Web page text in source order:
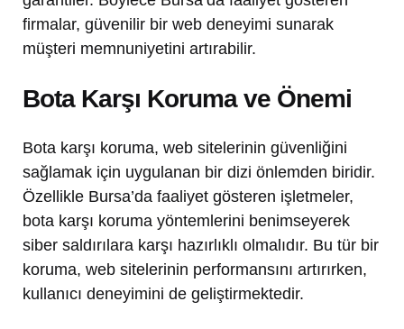
firmalar, güvenilir bir web deneyimi sunarak
müşteri memnuniyetini artırabilir.
Bota Karşı Koruma ve Önemi
Bota karşı koruma, web sitelerinin güvenliğini
sağlamak için uygulanan bir dizi önlemden biridir.
Özellikle Bursa’da faaliyet gösteren işletmeler,
bota karşı koruma yöntemlerini benimseyerek
siber saldırılara karşı hazırlıklı olmalıdır. Bu tür bir
koruma, web sitelerinin performansını artırırken,
kullanıcı deneyimini de geliştirmektedir.